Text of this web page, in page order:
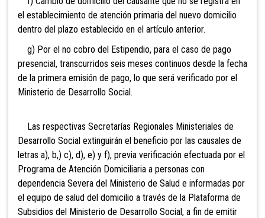
el establecimiento de atención primaria del nuevo domicilio
dentro del plazo establecido en el artículo anterior.
g) Por el no cobro del Estipendio, para el caso de pago
presencial, transcurridos seis meses continuos desde la fecha
de la primera emisión de pago, lo que será verificado por el
Ministerio de Desarrollo Social.
Las respectivas Secretarías Regionales Ministeriales de
Desarrollo Social extinguirán el beneficio por las causales de
letras a), b,) c), d), e) y f), previa verificación efectuada por el
Programa de Atención Domiciliaria a personas con
dependencia Severa del Ministerio de Salud e informadas por
el equipo de salud del domicilio a través de la Plataforma de
Subsidios del Ministerio de Desarrollo Social, a fin de emitir